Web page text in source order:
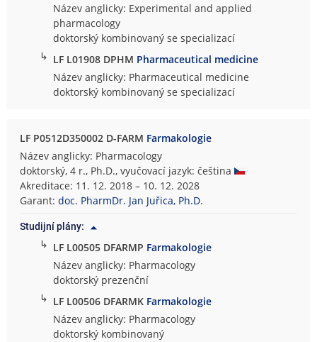
Název anglicky: Experimental and applied
pharmacology
doktorský kombinovaný se specializací
↳ LF L01908 DPHM Pharmaceutical medicine
Název anglicky: Pharmaceutical medicine
doktorský kombinovaný se specializací
LF P0512D350002 D-FARM Farmakologie
Název anglicky: Pharmacology
doktorský, 4 r., Ph.D., vyučovací jazyk: čeština
Akreditace: 11. 12. 2018 – 10. 12. 2028
Garant:doc. PharmDr. Jan Juřica, Ph.D.
Studijní plány:
↳ LF L00505 DFARMP Farmakologie
Název anglicky: Pharmacology
doktorský prezenční
↳ LF L00506 DFARMK Farmakologie
Název anglicky: Pharmacology
doktorský kombinovaný